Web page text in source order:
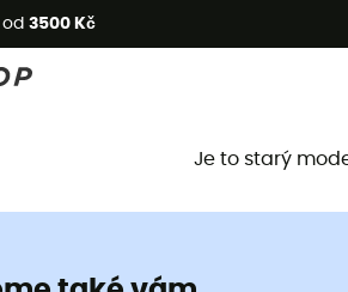
3500 Kč Letní
Je to starý